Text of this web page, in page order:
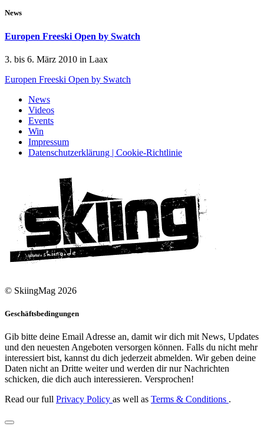
News
Europen Freeski Open by Swatch
3. bis 6. März 2010 in Laax
Europen Freeski Open by Swatch
News
Videos
Events
Win
Impressum
Datenschutzerklärung | Cookie-Richtlinie
© SkiingMag 2026
Geschäftsbedingungen
Gib bitte deine Email Adresse an, damit wir dich mit News, Updates
und den neuesten Angeboten versorgen können. Falls du nicht mehr
interessiert bist, kannst du dich jederzeit abmelden. Wir geben deine
Daten nicht an Dritte weiter und werden dir nur Nachrichten
schicken, die dich auch interessieren. Versprochen!
Read our full Privacy Policy as well as Terms & Conditions .